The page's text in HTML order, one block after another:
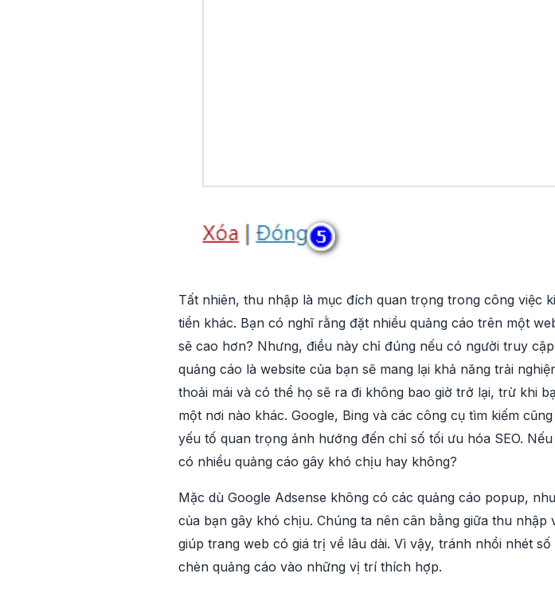
Tất nhiên, thu nhập là mục đích quan trọng trong công việc
tiền khác. Bạn có nghĩ rằng đặt nhiều quảng cáo trên một
sẽ cao hơn? Nhưng, điều này chỉ đúng nếu có người truy
quảng cáo là website của bạn sẽ mang lại khả năng trải
thoải mái và có thể họ sẽ ra đi không bao giờ trở lại, trừ khi
một nơi nào khác. Google, Bing và các công cụ tìm kiếm
yếu tố quan trọng ảnh hướng đến chỉ số tối ưu hóa SEO.
có nhiều quảng cáo gây khó chịu hay không?
Mặc dù Google Adsense không có các quảng cáo popup,
của bạn gây khó chịu. Chúng ta nên cân bằng giữa thu
giúp trang web có giá trị về lâu dài. Vì vậy, tránh nhồi nhét
chèn quảng cáo vào những vị trí thích hợp.